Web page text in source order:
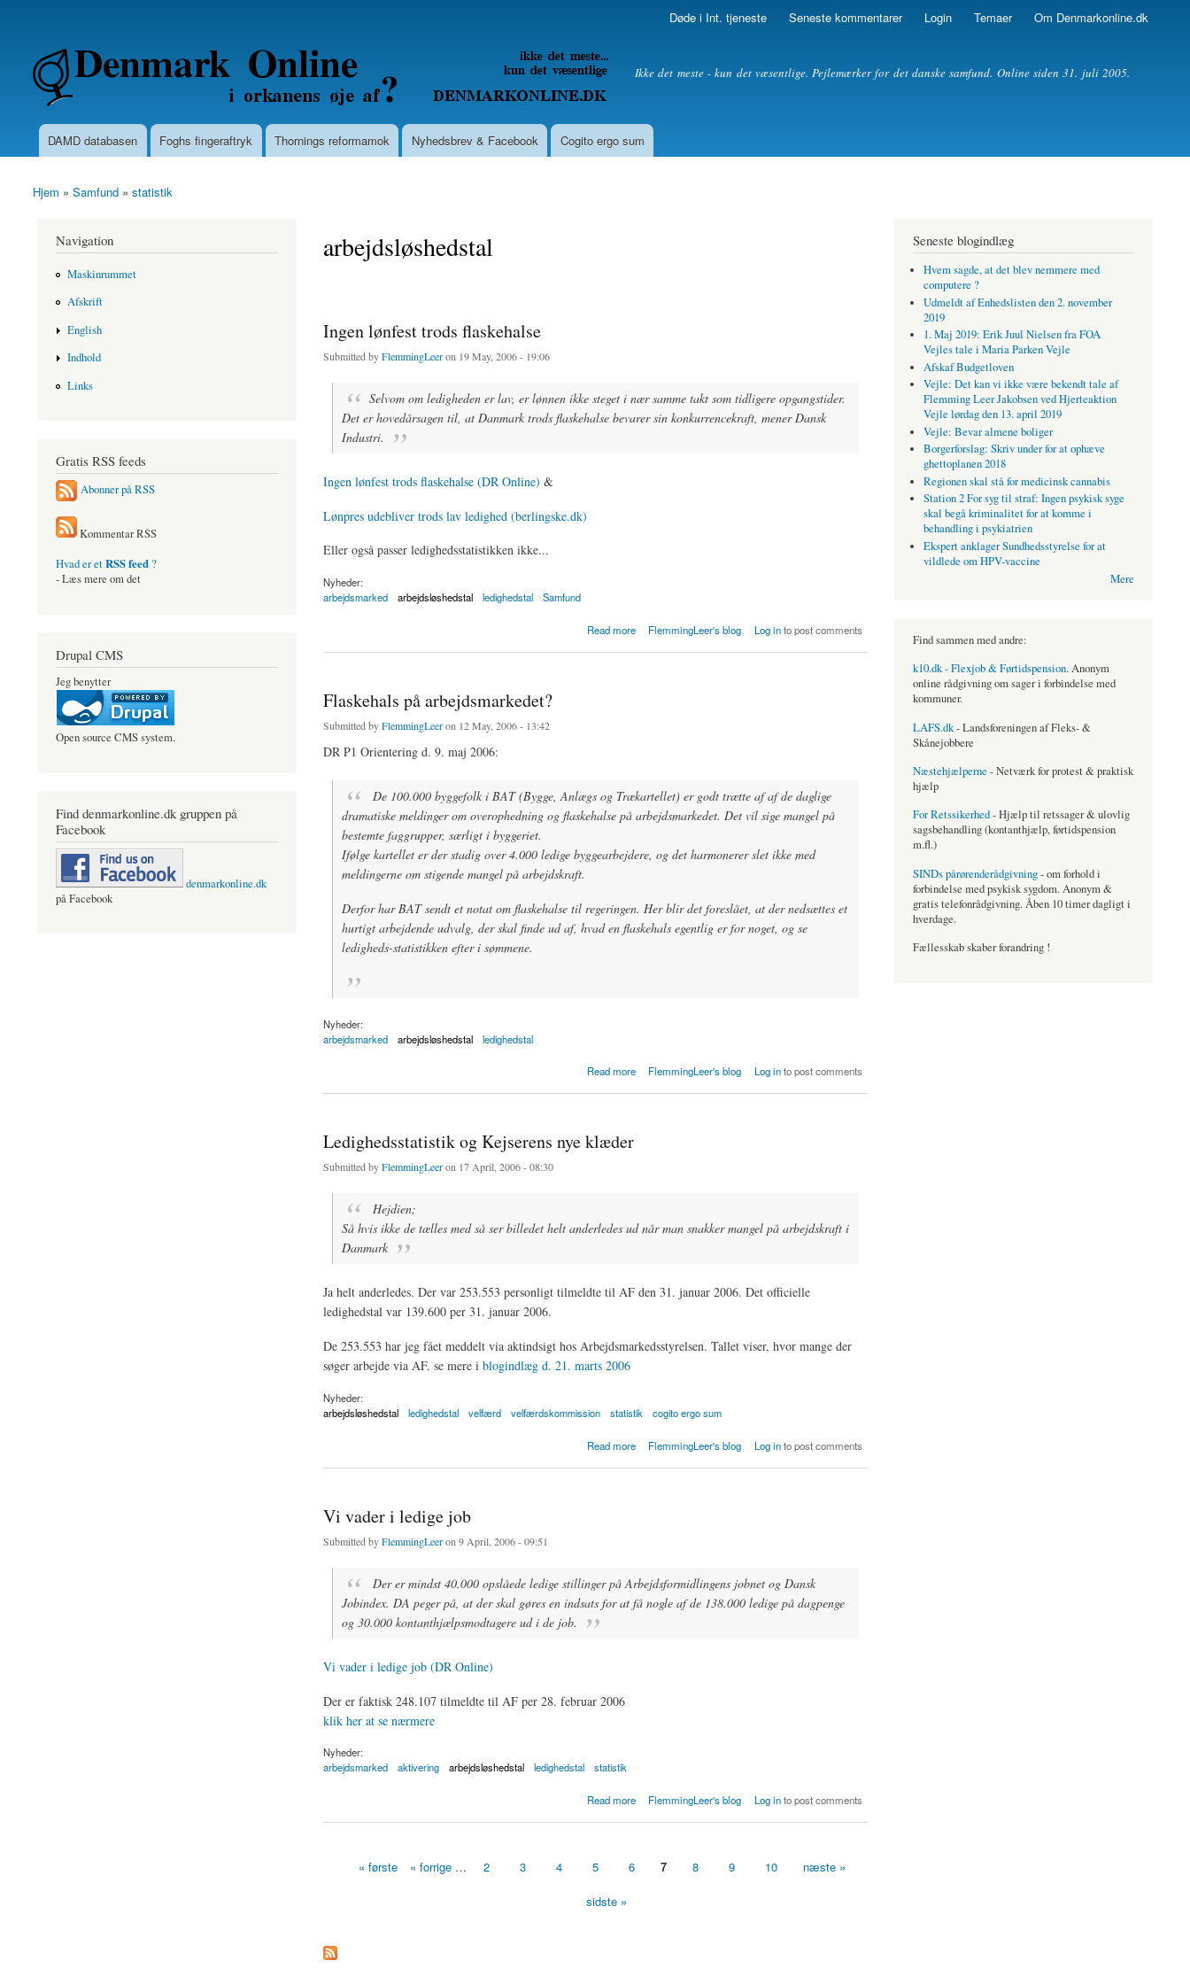
content
Døde i Int. tjeneste Seneste kommentarer Login Temaer Om Denmarkonline.dk
Denmarkonline.dk - blognyheder om politik Ikke det meste - kun det væsentlige. Pejlemærker for det danske samfund. Online siden 31. juli 2005.
Main menu
DAMD databasen Foghs fingeraftryk Thornings reformamok Nyhedsbrev & Facebook Cogito ergo sum
You are here
Hjem » Samfund » statistik
arbejdsløshedstal
Ingen lønfest trods flaskehalse
Submitted byFlemmingLeeron 19 May, 2006 - 19:06
Selvom om ledigheden er lav, er lønnen ikke steget i nær samme takt som tidligere opgangstider.
Det er hovedårsagen til, at Danmark trods flaskehalse bevarer sin konkurrencekraft, mener Dansk
Industri.
Ingen lønfest trods flaskehalse (DR Online) &
Lønpres udebliver trods lav ledighed (berlingske.dk)
Eller også passer ledighedsstatistikken ikke...
Nyheder:
arbejdsmarked
arbejdsløshedstal ledighedstal Samfund
Read more FlemmingLeer's blog Log into post comments
Flaskehals på arbejdsmarkedet?
Submitted byFlemmingLeeron 12 May, 2006 - 13:42
DR P1 Orientering d. 9. maj 2006:
De 100.000 byggefolk i BAT (Bygge, Anlægs og Trækartellet) er godt trætte af af de daglige
dramatiske meldinger om overophedning og flaskehalse på arbejdsmarkedet. Det vil sige mangel på
bestemte faggrupper, særligt i byggeriet.
Ifølge kartellet er der stadig over 4.000 ledige byggearbejdere, og det harmonerer slet ikke med
meldingerne om stigende mangel på arbejdskraft.
Derfor har BAT sendt et notat om flaskehalse til regeringen. Her blir det foreslået, at der nedsættes et
hurtigt arbejdende udvalg, der skal finde ud af, hvad en flaskehals egentlig er for noget, og se
ledigheds-statistikken efter i sømmene.
Nyheder:
arbejdsmarked
arbejdsløshedstal ledighedstal
Read more FlemmingLeer's blog Log into post comments
Ledighedsstatistik og Kejserens nye klæder
Submitted byFlemmingLeeron 17 April, 2006 - 08:30
Hejdien;
Så hvis ikke de tælles med så ser billedet helt anderledes ud når man snakker mangel på arbejdskraft i
Danmark
Ja helt anderledes. Der var 253.553 personligt tilmeldte til AF den 31. januar 2006. Det officielle
ledighedstal var 139.600 per 31. januar 2006.
De 253.553 har jeg fået meddelt via aktindsigt hos Arbejdsmarkedsstyrelsen. Tallet viser, hvor mange der
søger arbejde via AF. se mere i blogindlæg d. 21. marts 2006
Nyheder:
arbejdsløshedstal
ledighedstal velfærd velfærdskommission statistik cogito ergo sum
Read more FlemmingLeer's blog Log into post comments
Vi vader i ledige job
Submitted byFlemmingLeeron 9 April, 2006 - 09:51
Der er mindst 40.000 opslåede ledige stillinger på Arbejdsformidlingens jobnet og Dansk
Jobindex. DA peger på, at der skal gøres en indsats for at få nogle af de 138.000 ledige på dagpenge
og 30.000 kontanthjælpsmodtagere ud i de job.
Vi vader i ledige job (DR Online)
Der er faktisk 248.107 tilmeldte til AF per 28. februar 2006
klik her at se nærmere
Nyheder:
arbejdsmarked
aktivering arbejdsløshedstal ledighedstal statistik
Read more FlemmingLeer's blog Log into post comments
« første « forrige … 2 3 4 5 6 7 8 9 10 næste »
sidste »
Navigation
Maskinrummet
Afskrift
English
Indhold
Links
Gratis RSS feeds
Abonner på RSS
Kommentar RSS
Hvad er etRSS feed ?
- Læs mere om det
Drupal CMS
Jeg benytter
Open source CMS system.
Find denmarkonline.dk gruppen på
Facebook
denmarkonline.dk
på Facebook
Seneste blogindlæg
Hvem sagde, at det blev nemmere med
computere ?
Udmeldt af Enhedslisten den 2. november
2019
1. Maj 2019: Erik Juul Nielsen fra FOA
Vejles tale i Maria Parken Vejle
Afskaf Budgetloven
Vejle: Det kan vi ikke være bekendt tale af
Flemming Leer Jakobsen ved Hjerteaktion
Vejle lørdag den 13. april 2019
Vejle: Bevar almene boliger
Borgerforslag: Skriv under for at ophæve
ghettoplanen 2018
Regionen skal stå for medicinsk cannabis
Station 2 For syg til straf: Ingen psykisk syge
skal begå kriminalitet for at komme i
behandling i psykiatrien
Ekspert anklager Sundhedsstyrelse for at
vildlede om HPV-vaccine
Mere
Find sammen med andre:
k10.dk - Flexjob & Førtidspension. Anonym
online rådgivning om sager i forbindelse med
kommuner.
LAFS.dk- Landsforeningen af Fleks- &
Skånejobbere
Næstehjælperne - Netværk for protest & praktisk
hjælp
For Retssikerhed- Hjælp til retssager & ulovlig
sagsbehandling (kontanthjælp, førtidspension
m.fl.)
SINDs pårørenderådgivning- om forhold i
forbindelse med psykisk sygdom. Anonym &
gratis telefonrådgivning. Åben 10 timer dagligt i
hverdage.
Fællesskab skaber forandring !